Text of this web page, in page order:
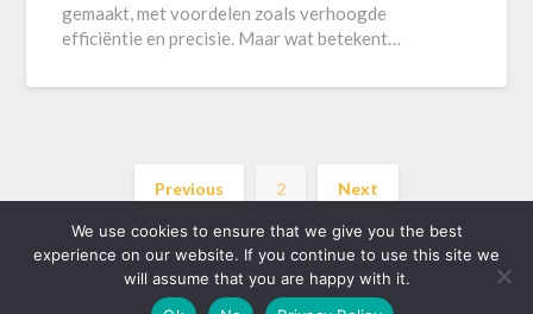
gemaakt, met voordelen zoals verhoogde
efficiëntie en precisie. Maar wat betekent…
Previous 2 Next
We use cookies to ensure that we give you the best
experience on our website. If you continue to use this site we
will assume that you are happy with it.